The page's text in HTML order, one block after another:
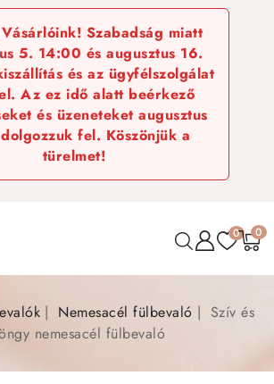
Szabadság miatt
5. 14:00 és augusztus 16.
és az ügyfélszolgálat
Az ez idő alatt beérkező
és üzeneteket augusztus
fel. Köszönjük a
türelmet!
0 0
Nemesacél fülbevaló
Szív és
nemesacél fülbevaló